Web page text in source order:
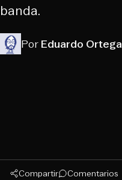
banda.
PorEduardo Ortega
Compartir Comentarios